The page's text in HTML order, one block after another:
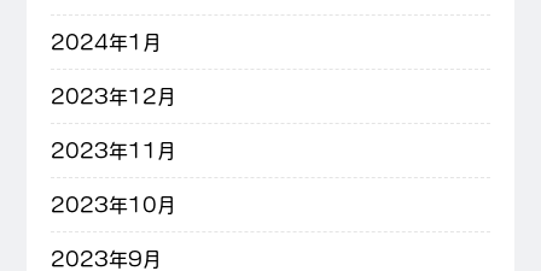
2024年1月
2023年12月
2023年11月
2023年10月
2023年9月